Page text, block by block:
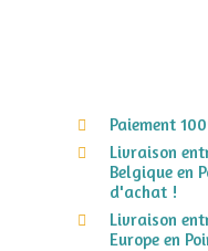
Paiement
Livraison
Belgique en
d'achat !
Livraison
Europe en